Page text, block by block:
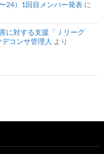
24）1回目メンバー発表 に
に対する支援「Ｊリーグ
デコンサ管理人 より